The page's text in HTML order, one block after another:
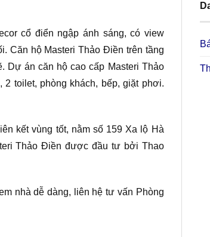
cổ điển ngập ánh sáng, có view
Căn hộ Masteri Thảo Điền trên tầng
Dự án căn hộ cao cấp Masteri Thảo
toilet, phòng khách, bếp, giặt phơi.
kết vùng tốt, nằm số 159 Xa lộ Hà
Thảo Điền được đầu tư bởi Thao
nhà dễ dàng, liên hệ tư vấn Phòng